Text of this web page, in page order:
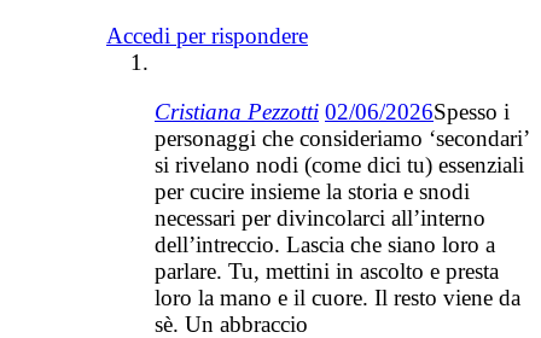
Accedi per rispondere
Cristiana Pezzotti 02/06/2026Spesso i
personaggi che consideriamo ‘secondari’
si rivelano nodi (come dici tu) essenziali
per cucire insieme la storia e snodi
necessari per divincolarci all’interno
dell’intreccio. Lascia che siano loro a
parlare. Tu, mettini in ascolto e presta
loro la mano e il cuore. Il resto viene da
sè. Un abbraccio